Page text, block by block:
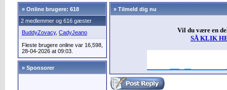
» Online brugere: 618
2 medlemmer og 616 gæster
BuddyZovacy, CadyJeano
Fleste brugere online var 16,598,
28-04-2026 at 09:03.
» Sponsorer
» Tilmeld dig nu
Vil du være en
SÅ KLIK